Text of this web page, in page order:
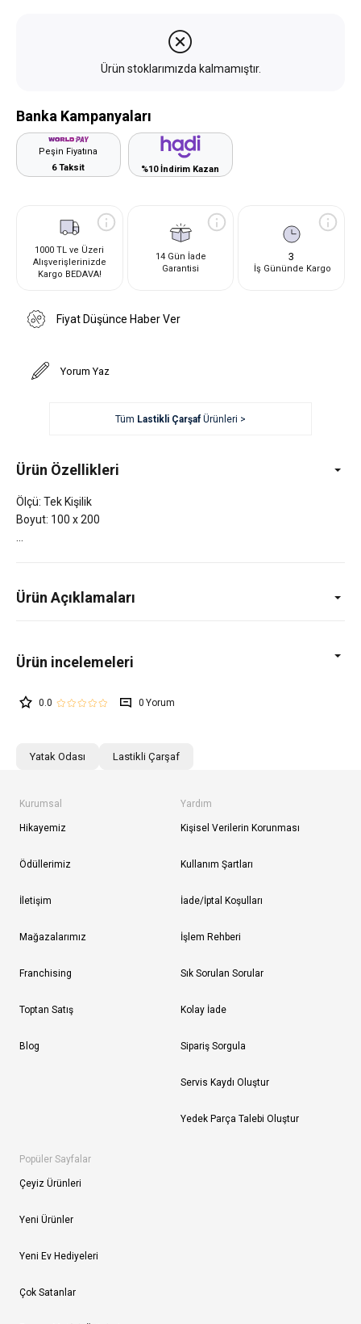
Ürün stoklarımızda kalmamıştır.
Banka Kampanyaları
Peşin Fiyatına
6 Taksit
%10 İndirim Kazan
1000 TL ve Üzeri
Alışverişlerinizde
Kargo BEDAVA!
14 Gün İade
Garantisi
3
İş Gününde Kargo
Fiyat Düşünce Haber Ver
Yorum Yaz
Tüm Lastikli ÇarşafÜrünleri >
Ürün Özellikleri
Ölçü: Tek Kişilik
Boyut: 100 x 200
Ürün Açıklamaları
0.0 0
Yatak Odası Lastikli Çarşaf
Kurumsal
Hikayemiz
Ödüllerimiz
İletişim
Mağazalarımız
Franchising
Toptan Satış
Blog
Yardım
Kişisel Verilerin Korunması
Kullanım Şartları
İade/İptal Koşulları
İşlem Rehberi
Sık Sorulan Sorular
Kolay İade
Sipariş Sorgula
Servis Kaydı Oluştur
Yedek Parça Talebi Oluştur
Popüler Sayfalar
Çeyiz Ürünleri
Yeni Ürünler
Yeni Ev Hediyeleri
Çok Satanlar